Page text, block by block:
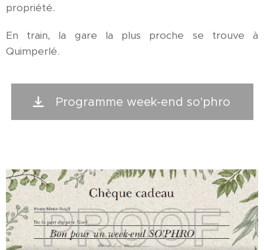
propriété.
En train, la gare la plus proche se trouve à
Quimperlé.
Programme week-end so'phro